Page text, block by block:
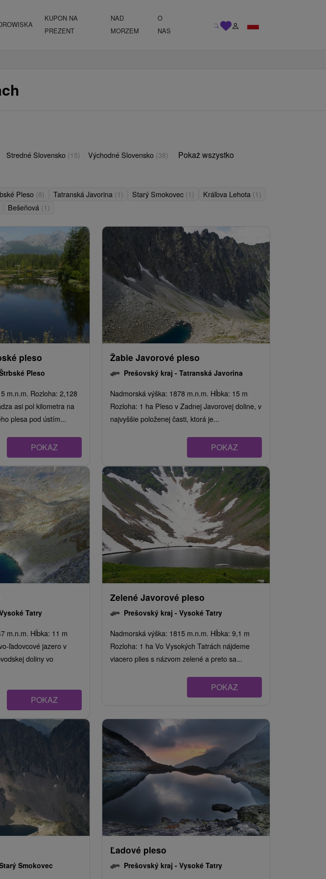
KUPON NA
PREZENT
NAD
MORZEM
O
NAS
Stredné Slovensko (15) Východné Slovensko (38) Pokaż wszystko
Pleso (8) Tatranská Javorina (1) Starý Smokovec (1) Kráľova Lehota (1)
Bešeňová (1)
pleso
Pleso
m.n.m. Rozloha: 2,128
asi pol kilometra na
plesa pod ústím...
POKAZ
Žabie Javorové pleso
Prešovský kraj - Tatranská Javorina
Nadmorská výška: 1878 m.n.m. Hĺbka: 15 m
Rozloha: 1 ha Pleso v Zadnej Javorovej doline, v
najvyššie položenej časti, ktorá je...
POKAZ
Tatry
m.n.m. Hĺbka: 11 m
ľadovcové jazero v
doliny vo
POKAZ
Zelené Javorové pleso
Prešovský kraj - Vysoké Tatry
Nadmorská výška: 1815 m.n.m. Hĺbka: 9,1 m
Rozloha: 1 ha Vo Vysokých Tatrách nájdeme
viacero plies s názvom zelené a preto sa...
POKAZ
Smokovec
Ľadové pleso
Prešovský kraj - Vysoké Tatry